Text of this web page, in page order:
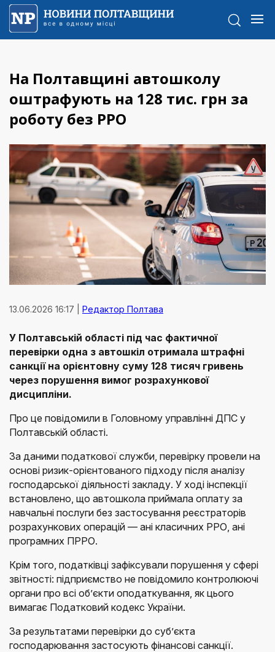
На Полтавщині автошколу
оштрафують на 128 тис. грн за
роботу без РРО
13.06.2026 16:17 | Редактор Полтава
У Полтавській області під час фактичної
перевірки одна з автошкіл отримала штрафні
санкції на орієнтовну суму 128 тисяч гривень
через порушення вимог розрахункової
дисципліни.
Про це повідомили в Головному управлінні ДПС у
Полтавській області.
За даними податкової служби, перевірку провели на
основі ризик-орієнтованого підходу після аналізу
господарської діяльності закладу. У ході інспекції
встановлено, що автошкола приймала оплату за
навчальні послуги без застосування реєстраторів
розрахункових операцій — ані класичних РРО, ані
програмних ПРРО.
Крім того, податківці зафіксували порушення у сфері
звітності: підприємство не повідомило контролюючі
органи про всі об’єкти оподаткування, як цього
вимагає Податковий кодекс України.
За результатами перевірки до суб’єкта
господарювання застосують фінансові санкції.